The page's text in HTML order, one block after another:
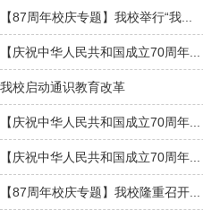
【87周年校庆专题】我校举行“我...
【庆祝中华人民共和国成立70周年...
我校启动通识教育改革
【庆祝中华人民共和国成立70周年...
【庆祝中华人民共和国成立70周年...
【87周年校庆专题】我校隆重召开...